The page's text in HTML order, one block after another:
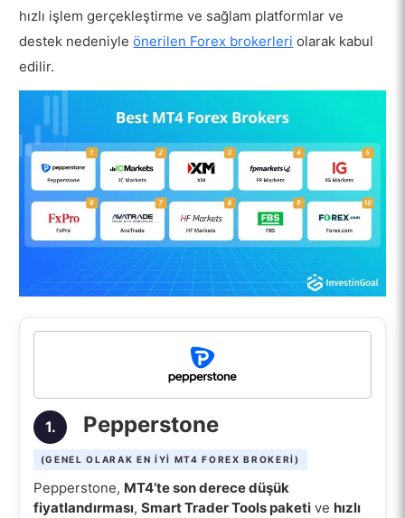
hızlı işlem gerçekleştirme ve sağlam platformlar ve
destek nedeniyleönerilen Forex brokerleri olarak kabul
edilir.
1. Pepperstone
(GENEL OLARAK EN IYI MT4 FOREX BROKERI)
Pepperstone, MT4’te son derece düşük
fiyatlandırması, Smart Trader Tools paketive hızlı